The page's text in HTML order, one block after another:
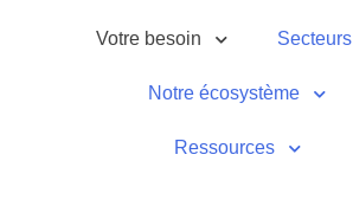
Votre besoin Secteurs
Notre écosystème
Ressources